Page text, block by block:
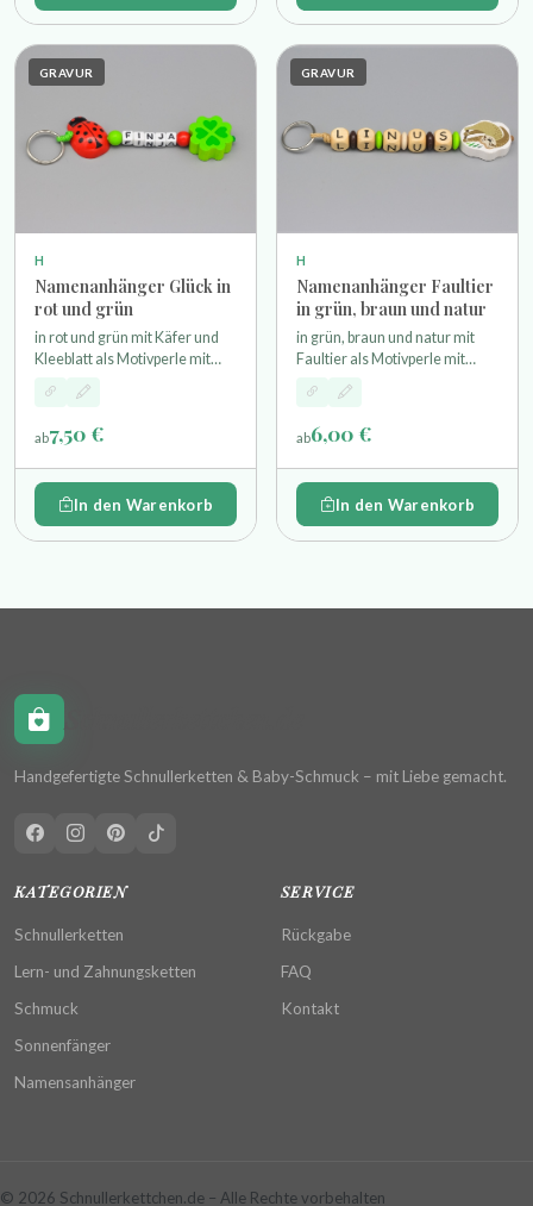
GRAVUR
H
Namenanhänger Glück in
rot und grün
in rot und grün mit Käfer und
Kleeblatt als Motivperle mit
Schlüsselring
ab7,50 €
In den Warenkorb
GRAVUR
H
Namenanhänger Faultier
in grün, braun und natur
in grün, braun und natur mit
Faultier als Motivperle mit
Schlüsselring
ab6,00 €
In den Warenkorb
Handgefertigte Schnullerketten & Baby-Schmuck – mit Liebe gemacht.
KATEGORIEN
Schnullerketten
Lern- und Zahnungsketten
Schmuck
Sonnenfänger
Namensanhänger
SERVICE
Rückgabe
FAQ
Kontakt
© 2026 Schnullerkettchen.de – Alle Rechte vorbehalten